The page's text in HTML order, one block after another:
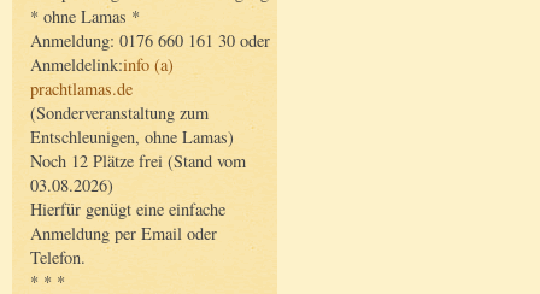
* ohne Lamas *
Anmeldung: 0176 660 161 30 oder
Anmeldelink:info (a)
prachtlamas.de
(Sonderveranstaltung zum
Entschleunigen, ohne Lamas)
Noch 12 Plätze frei (Stand vom
03.08.2026)
Hierfür genügt eine einfache
Anmeldung per Email oder
Telefon.
* * *